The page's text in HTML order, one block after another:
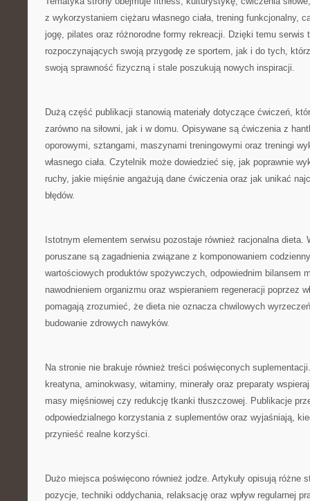
z wykorzystaniem ciężaru własnego ciała, trening funkcjonalny,
jogę, pilates oraz różnorodne formy rekreacji. Dzięki temu serwis
rozpoczynających swoją przygodę ze sportem, jak i do tych,
swoją sprawność fizyczną i stale poszukują nowych inspiracji.
Dużą część publikacji stanowią materiały dotyczące ćwiczeń,
zarówno na siłowni, jak i w domu. Opisywane są ćwiczenia z
oporowymi, sztangami, maszynami treningowymi oraz treningi
własnego ciała. Czytelnik może dowiedzieć się, jak poprawnie
ruchy, jakie mięśnie angażują dane ćwiczenia oraz jak unikać
błędów.
Istotnym elementem serwisu pozostaje również racjonalna dieta.
poruszane są zagadnienia związane z komponowaniem
wartościowych produktów spożywczych, odpowiednim bilansem
nawodnieniem organizmu oraz wspieraniem regeneracji poprzez
pomagają zrozumieć, że dieta nie oznacza chwilowych
budowanie zdrowych nawyków.
Na stronie nie brakuje również treści poświęconych
kreatyna, aminokwasy, witaminy, minerały oraz preparaty
masy mięśniowej czy redukcję tkanki tłuszczowej. Publikacje
odpowiedzialnego korzystania z suplementów oraz wyjaśniają,
przynieść realne korzyści.
Dużo miejsca poświęcono również jodze. Artykuły opisują różne
pozycje, techniki oddychania, relaksację oraz wpływ regularnej